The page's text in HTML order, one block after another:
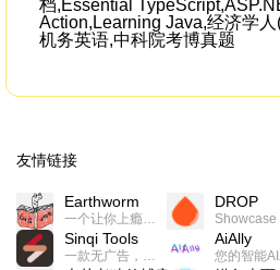
档,Essential
Action,Learning Java,经济学
机务英语,中科院考博真题
友情链接
Earthworm DROP
Sinqi Tools AiAlly